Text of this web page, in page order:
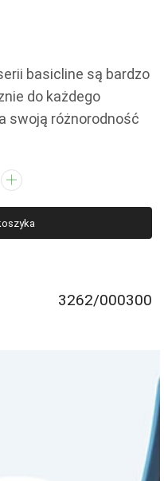
basicline są bardzo
do każdego
swoją różnorodność
3262/000300